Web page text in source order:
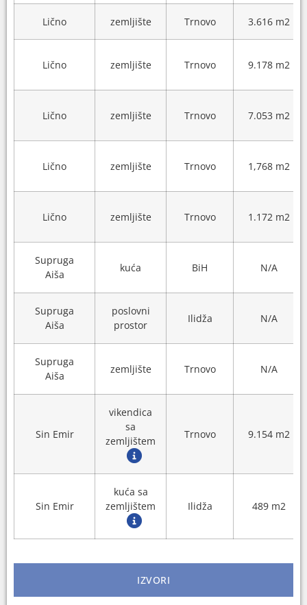
Lično zemljište Trnovo 3.616 m2
Lično zemljište Trnovo 9.178 m2
Lično zemljište Trnovo 7.053 m2
Lično zemljište Trnovo 1,768 m2
Lično zemljište Trnovo 1.172 m2
Supruga
Aiša
kuća BiH N/A
Supruga
Aiša
poslovni
prostor
Ilidža N/A
Supruga
Aiša
zemljište Trnovo N/A
Sin Emir
vikendica
sa
zemljištem
Trnovo 9.154 m2
Sin Emir
kuća sa
zemljištem
Ilidža 489 m2
IZVORI